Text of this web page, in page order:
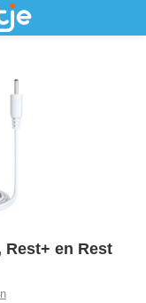
en Rest